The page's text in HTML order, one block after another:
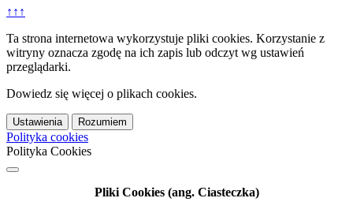
↑↑↑
Ta strona internetowa wykorzystuje pliki cookies. Korzystanie z
witryny oznacza zgodę na ich zapis lub odczyt wg ustawień
przeglądarki.
Dowiedz się więcej o plikach cookies.
Ustawienia Rozumiem
Polityka cookies
Polityka Cookies
Pliki Cookies (ang. Ciasteczka)